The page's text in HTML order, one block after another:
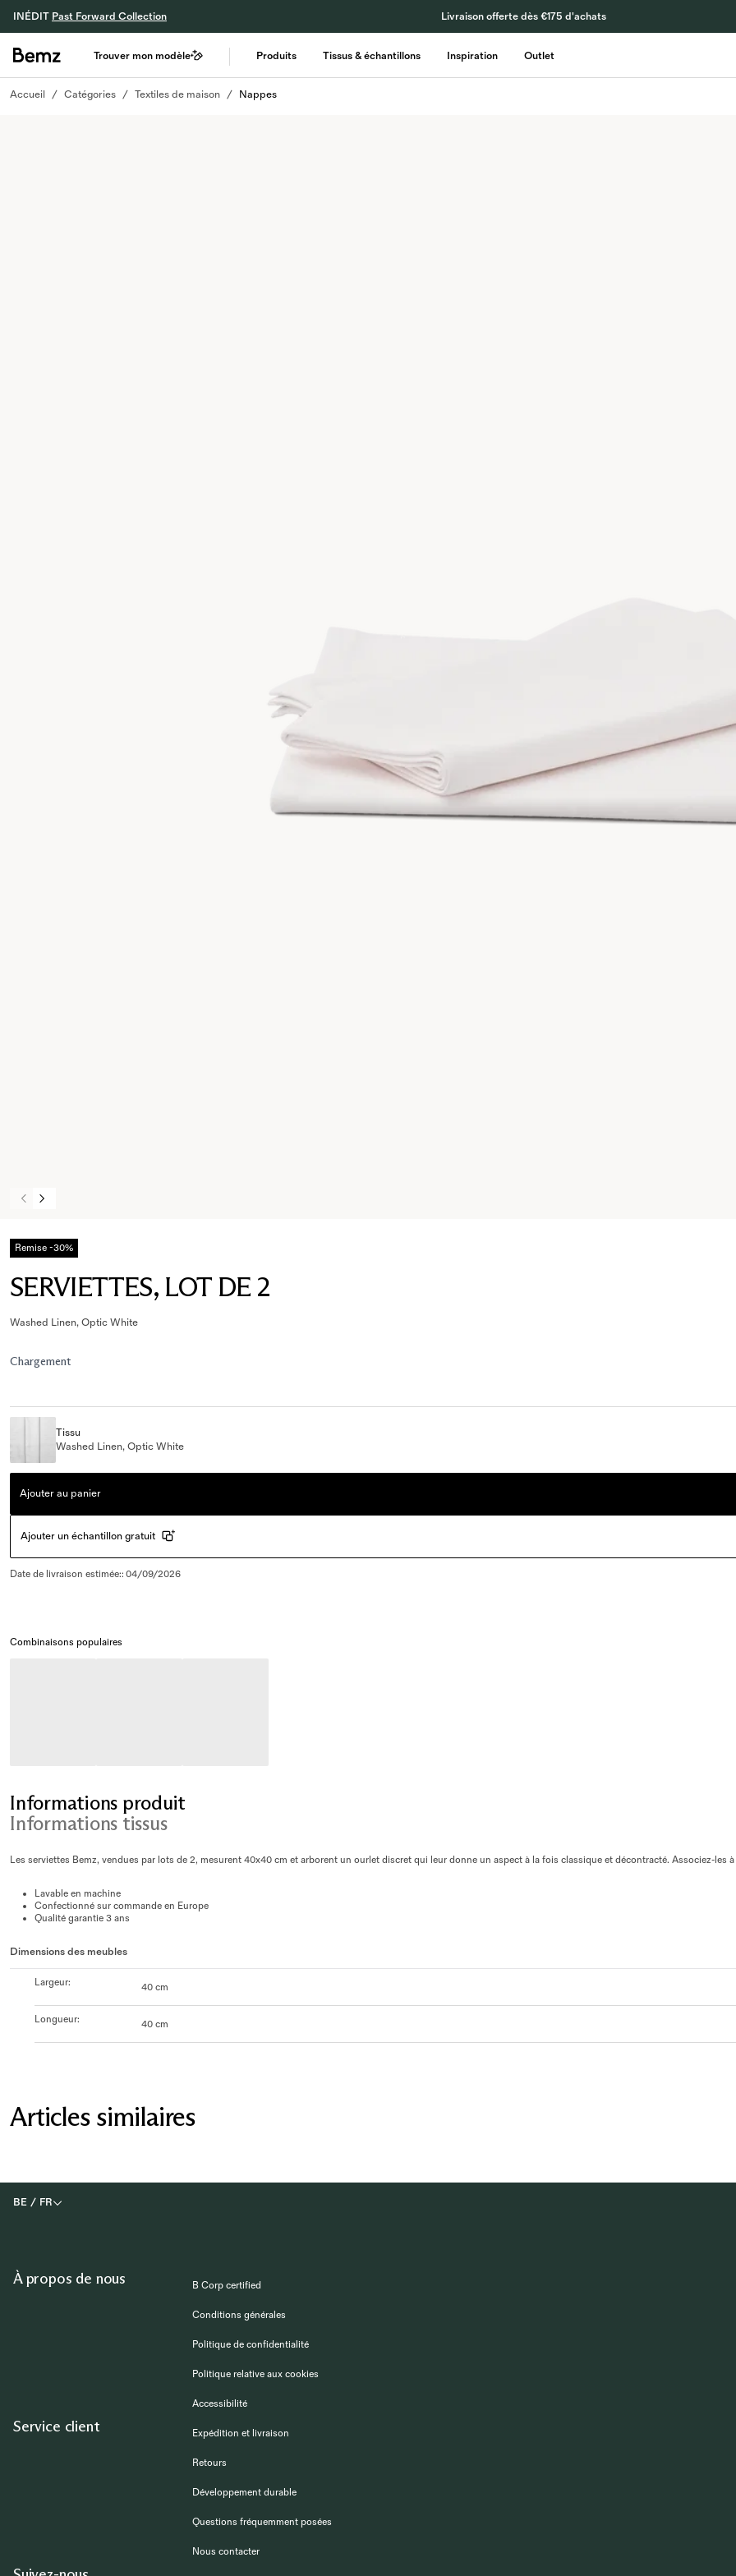
INÉDIT Past Forward Collection Livraison offerte dès €175 d'achats
Trouver mon modèle Produits Tissus & échantillons Inspiration Outlet
Accueil Catégories Textiles de maison Nappes
Remise -30%
SERVIETTES, LOT DE 2
Washed Linen, Optic White
Chargement
Tissu
Washed Linen, Optic White
Ajouter au panier
Ajouter un échantillon gratuit
Date de livraison estimée:: 04/09/2026
Combinaisons populaires
Informations produit
Informations tissus
Les serviettes Bemz, vendues par lots de 2, mesurent 40x40 cm et arborent un ourlet discret qui leur donne un aspect à la fois classique et décontracté. Associez-les
Lavable en machine
Confectionné sur commande en Europe
Qualité garantie 3 ans
Dimensions des meubles
Largeur: 40 cm
Longueur: 40 cm
Articles similaires
BE / FR
À propos de nous B Corp certified
Conditions générales
Politique de confidentialité
Politique relative aux cookies
Accessibilité
Service client Expédition et livraison
Retours
Développement durable
Questions fréquemment posées
Nous contacter